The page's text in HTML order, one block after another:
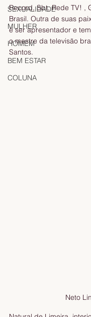
SEXUALIDADE
MULHER
HOMEM
BEM ESTAR
COLUNA
Record, Sbt, Rede TV! ,
Brasil. Outra de suas
é ser apresentador e
o mestre da televisão
Santos.
Neto